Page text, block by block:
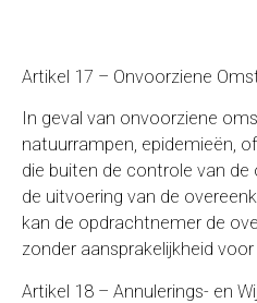
Artikel 17 – Onvoorziene
In geval van onvoorziene
natuurrampen, epidemieën,
die buiten de controle van
de uitvoering van de
kan de opdrachtnemer de
zonder aansprakelijkheid
Artikel 18 – Annulerings- en